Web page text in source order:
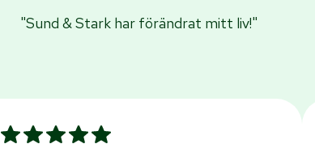
"Sund & Stark har förändrat mitt liv!"